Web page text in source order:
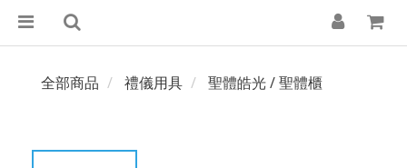
全部商品 禮儀用具 聖體皓光 / 聖體櫃